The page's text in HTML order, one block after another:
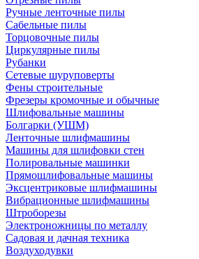
Ручные ленточные пилы
Сабельные пилы
Торцовочные пилы
Циркулярные пилы
Рубанки
Сетевые шуруповерты
Фены строительные
Фрезеры кромочные и обычные
Шлифовальные машины
Болгарки (УШМ)
Ленточные шлифмашины
Машины для шлифовки стен
Полировальные машинки
Прямошлифовальные машины
Эксцентриковые шлифмашины
Вибрационные шлифмашины
Штроборезы
Электроножницы по металлу
Садовая и дачная техника
Воздуходувки